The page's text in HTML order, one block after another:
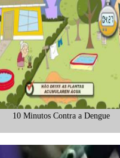
10 Minutos Contra a Dengue